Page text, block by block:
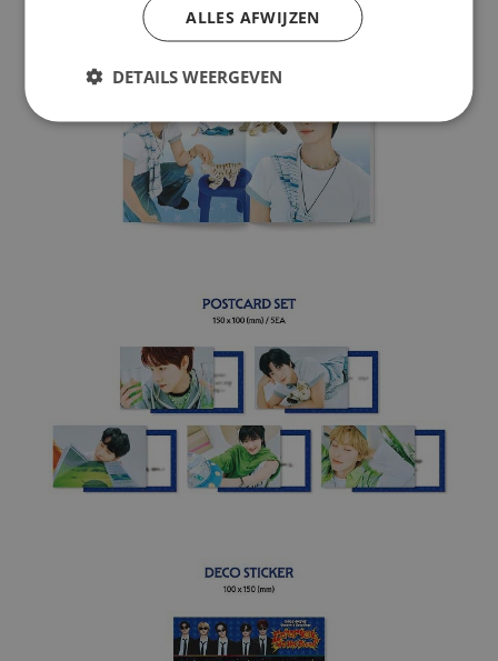
ALLES AFWIJZEN
DETAILS WEERGEVEN